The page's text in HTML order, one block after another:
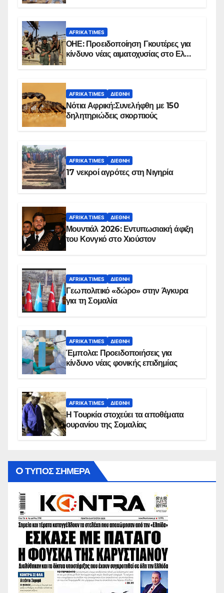
AFRIKA TIMES
ΟΗΕ: Προειδοποίηση Γκουτέρες για
κίνδυνο νέας αιματοχυσίας στο Ελ
AFRIKA TIMES ΔΙΕΘΝΉ
Νότια Αφρική:Συνελήφθη με 150
δηλητηριώδεις σκορπιούς
AFRIKA TIMES ΔΙΕΘΝΉ
17 νεκροί αγρότες στη Νιγηρία
AFRIKA TIMES ΔΙΕΘΝΉ
Μουντιάλ 2026: Εντυπωσιακή άφιξη
του Κονγκό στο Χιούστον
AFRIKA TIMES ΔΙΕΘΝΉ
Γεωπολιτικό «δώρο» στην Άγκυρα
για τη Σομαλία
AFRIKA TIMES ΔΙΕΘΝΉ
Έμπολα: Προειδοποιήσεις για
κίνδυνο νέας φονικής επιδημίας
AFRIKA TIMES ΔΙΕΘΝΉ
Η Τουρκία στοχεύει τα αποθέματα
ουρανίου της Σομαλίας
O ΤΥΠΟΣ ΣΗΜΕΡΑ